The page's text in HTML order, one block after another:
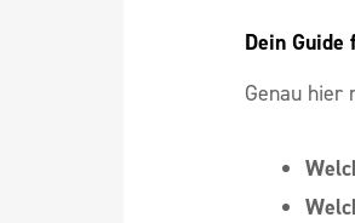
Dein
Genau hier